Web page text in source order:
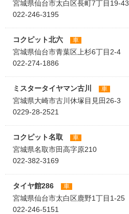
宮城県仙台市太白区長町7丁目19-43
022-246-3195
コクピット北六 車
宮城県仙台市青葉区上杉6丁目2-4
022-274-1886
ミスタータイヤマン古川 車
宮城県大崎市古川休塚目見田26-3
0229-28-2521
コクピット名取 車
宮城県名取市田高字原210
022-382-3169
タイヤ館286 車
宮城県仙台市太白区鹿野1丁目1-25
022-246-5151